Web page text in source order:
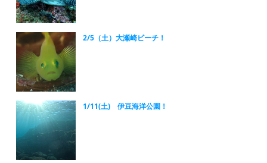
2/5（土）大瀬崎ビーチ！
1/11(土) 伊豆海洋公園！